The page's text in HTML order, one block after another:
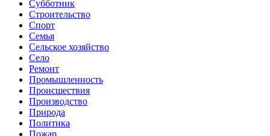
Субботник
Строительство
Спорт
Семья
Сельское хозяйство
Село
Ремонт
Промышленность
Происшествия
Производство
Природа
Политика
Пожар